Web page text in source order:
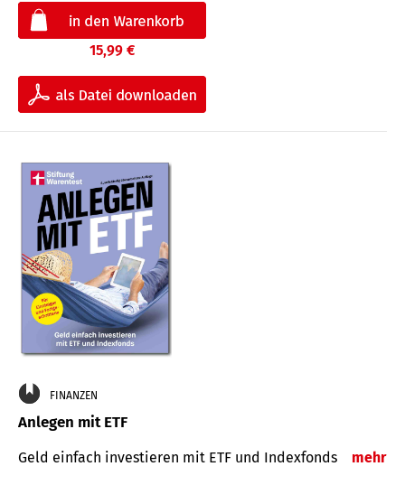
15,99 €
FINANZEN
Anlegen mit ETF
Geld einfach investieren mit ETF und Indexfonds mehr